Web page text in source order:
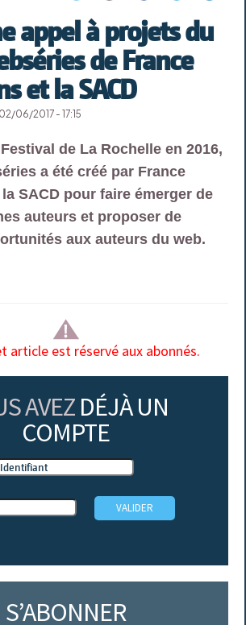
appel à projets du
de France
et la SACD
06/2017 - 17:15
de La Rochelle en 2016,
a été créé par France
SACD pour faire émerger de
auteurs et proposer de
aux auteurs du web.
article est réservé aux abonnés.
AVEZ DÉJÀ UN
COMPTE
S’ABONNER